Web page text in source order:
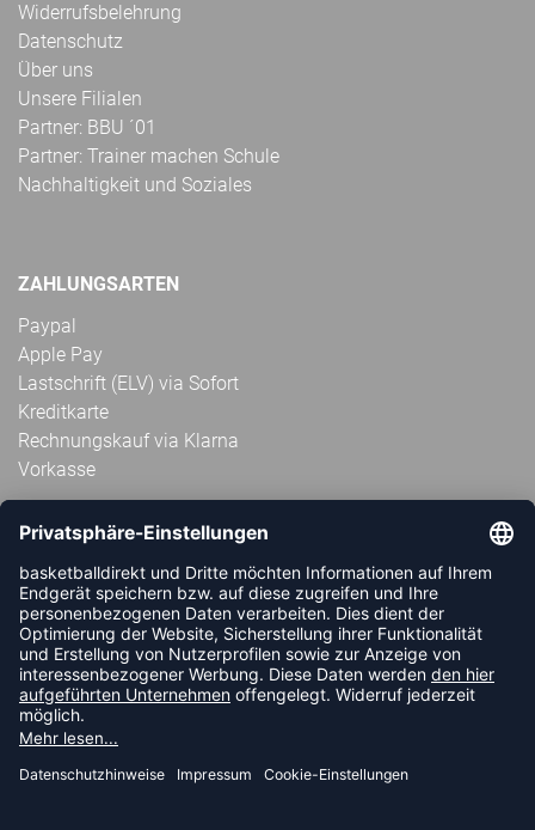
Widerrufsbelehrung
Datenschutz
Über uns
Unsere Filialen
Partner: BBU ´01
Partner: Trainer machen Schule
Nachhaltigkeit und Soziales
ZAHLUNGSARTEN
Paypal
Apple Pay
Lastschrift (ELV) via Sofort
Kreditkarte
Rechnungskauf via Klarna
Vorkasse
ABONNIERE JETZT DEN KOSTENLOSEN
HANDBALLDIREKT-NEWSLETTER UND VERPASSE KEINE
NEUIGKEIT ODER AKTION MEHR.
JETZT ANMELDEN